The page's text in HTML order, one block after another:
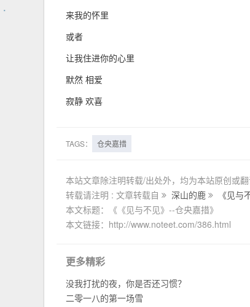
来我的怀里
或者
让我住进你的心里
默然 相爱
寂静 欢喜
TAGS： 仓央嘉措
本站文章除注明转载/出处外，均为本站原创或
转载请注明 : 文章转载自
深山的鹿
《见与
本文标题：《《见与不见》--仓央嘉措》
本文链接：http://www.noteet.com/386.html
更多精彩
没我打扰的夜，你是否还习惯？
二零一八的第一场雪